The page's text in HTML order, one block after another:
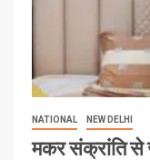
NATIONAL NEW DELHI
मकर संक्रांति से